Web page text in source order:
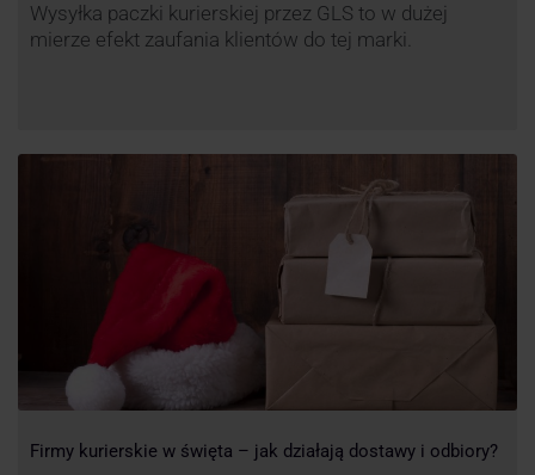
Wysyłka paczki kurierskiej przez GLS to w dużej
mierze efekt zaufania klientów do tej marki.
Firmy kurierskie w święta – jak działają dostawy i odbiory?